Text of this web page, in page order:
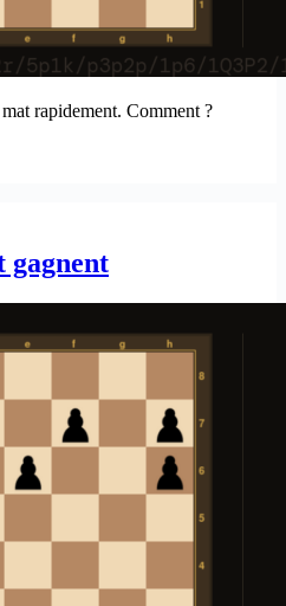
rapidement. Comment ?
gagnent